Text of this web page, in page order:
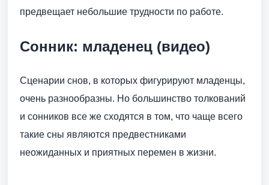
предвещает небольшие трудности по работе.
Сонник: младенец (видео)
Сценарии снов, в которых фигурируют младенцы,
очень разнообразны. Но большинство толкований
и сонников все же сходятся в том, что чаще всего
такие сны являются предвестниками
неожиданных и приятных перемен в жизни.